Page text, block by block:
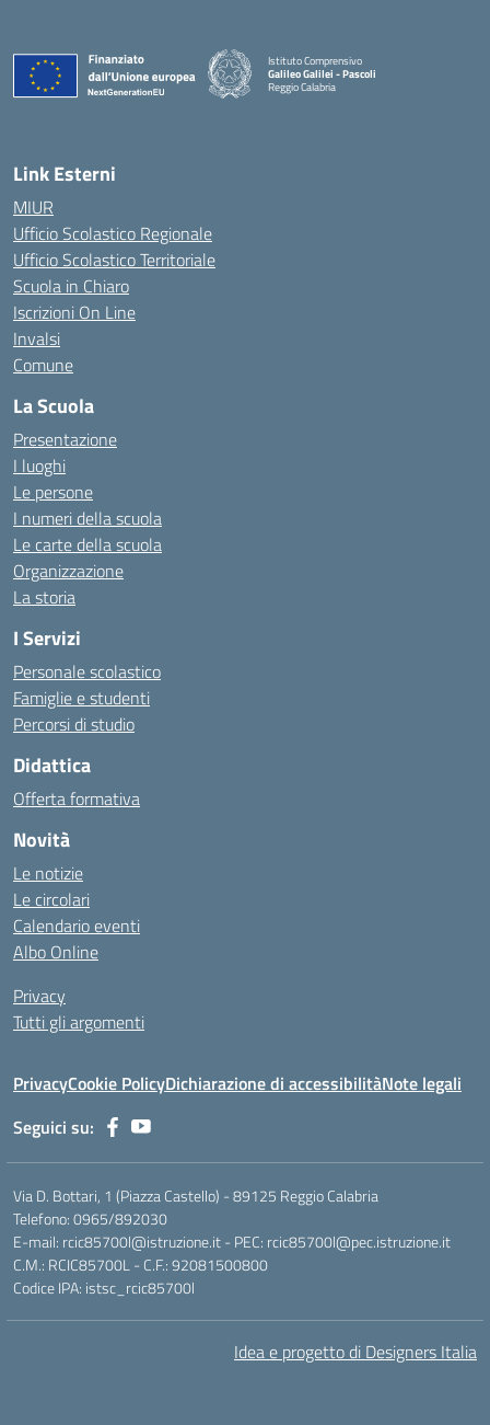
Istituto Comprensivo
Galileo Galilei - Pascoli
Reggio Calabria
Link Esterni
MIUR
Ufficio Scolastico Regionale
Ufficio Scolastico Territoriale
Scuola in Chiaro
Iscrizioni On Line
Invalsi
Comune
La Scuola
Presentazione
I luoghi
Le persone
I numeri della scuola
Le carte della scuola
Organizzazione
La storia
I Servizi
Personale scolastico
Famiglie e studenti
Percorsi di studio
Didattica
Offerta formativa
Novità
Le notizie
Le circolari
Calendario eventi
Albo Online
Privacy
Tutti gli argomenti
PrivacyCookie PolicyDichiarazione di accessibilitàNote legali
Seguici su:
Via D. Bottari, 1 (Piazza Castello) - 89125 Reggio Calabria
Telefono: 0965/892030
E-mail: rcic85700l@istruzione.it - PEC: rcic85700l@pec.istruzione.it
C.M.: RCIC85700L - C.F.: 92081500800
Codice IPA: istsc_rcic85700l
Idea e progetto di Designers Italia